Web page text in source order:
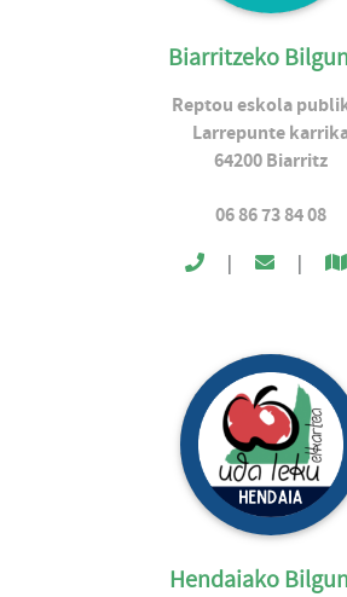
Biarritzeko
Reptou eskola
Larrepunte
64200Biarritz
06 86 73 84 08
| |
Hendaiako